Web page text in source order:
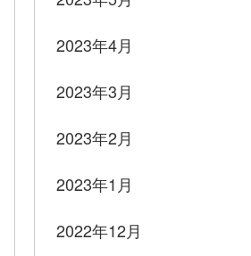
2023年4月
2023年3月
2023年2月
2023年1月
2022年12月